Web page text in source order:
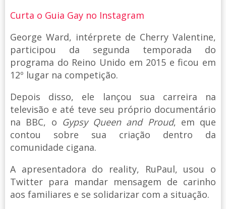
Curta o Guia Gay no Instagram
George Ward, intérprete de Cherry Valentine,
participou da segunda temporada do
programa do Reino Unido em 2015 e ficou em
12º lugar na competição.
Depois disso, ele lançou sua carreira na
televisão e até teve seu próprio documentário
na BBC, o Gypsy Queen and Proud, em que
contou sobre sua criação dentro da
comunidade cigana.
A apresentadora do reality, RuPaul, usou o
Twitter para mandar mensagem de carinho
aos familiares e se solidarizar com a situação.